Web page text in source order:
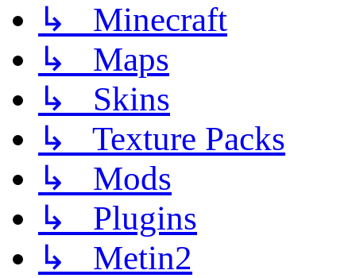
↳ Minecraft
↳ Maps
↳ Skins
↳ Texture Packs
↳ Mods
↳ Plugins
↳ Metin2